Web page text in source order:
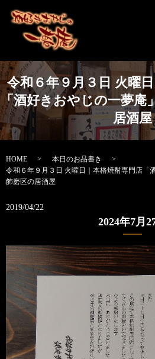
令和６年９月３日 火曜
「酒好きおやじの一夢庵
居酒屋
HOME
本日のお品書き
令和６年９月３日 火曜日｜本格焼酎専門店「
飾磨区の居酒屋
2019/04/22
2024年7月